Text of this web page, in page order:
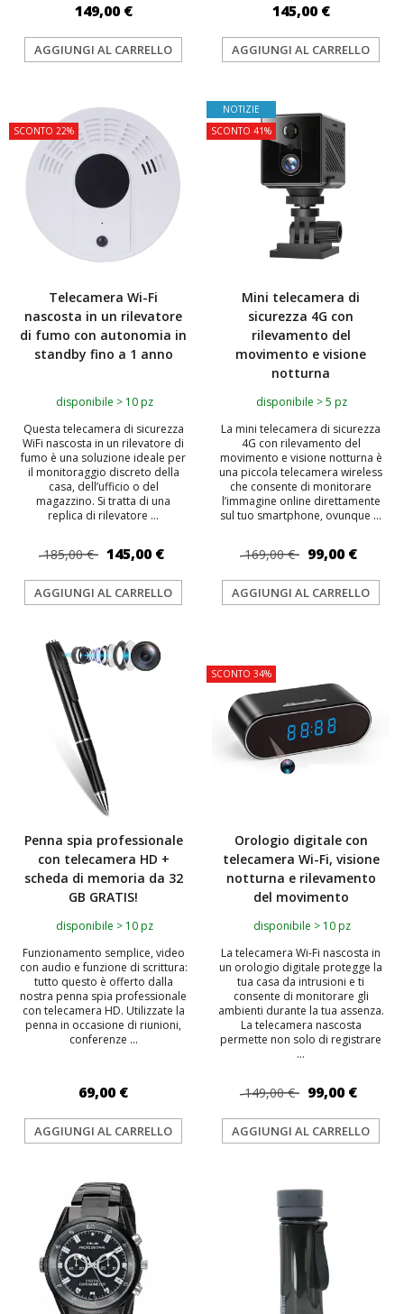
149,00 €
AGGIUNGI AL CARRELLO
145,00 €
AGGIUNGI AL CARRELLO
SCONTO 22%
Telecamera Wi-Fi
nascosta in un rilevatore
di fumo con autonomia in
standby fino a 1 anno
disponibile > 10 pz
Questa telecamera di sicurezza
WiFi nascosta in un rilevatore di
fumo è una soluzione ideale per
il monitoraggio discreto della
casa, dell’ufficio o del
magazzino. Si tratta di una
replica di rilevatore ...
185,00 € 145,00 €
AGGIUNGI AL CARRELLO
NOTIZIE
SCONTO 41%
Mini telecamera di
sicurezza 4G con
rilevamento del
movimento e visione
notturna
disponibile > 5 pz
La mini telecamera di sicurezza
4G con rilevamento del
movimento e visione notturna è
una piccola telecamera wireless
che consente di monitorare
l’immagine online direttamente
sul tuo smartphone, ovunque ...
169,00 € 99,00 €
AGGIUNGI AL CARRELLO
Penna spia professionale
con telecamera HD +
scheda di memoria da 32
GB GRATIS!
disponibile > 10 pz
Funzionamento semplice, video
con audio e funzione di scrittura:
tutto questo è offerto dalla
nostra penna spia professionale
con telecamera HD. Utilizzate la
penna in occasione di riunioni,
conferenze ...
69,00 €
AGGIUNGI AL CARRELLO
SCONTO 34%
Orologio digitale con
telecamera Wi-Fi, visione
notturna e rilevamento
del movimento
disponibile > 10 pz
La telecamera Wi-Fi nascosta in
un orologio digitale protegge la
tua casa da intrusioni e ti
consente di monitorare gli
ambienti durante la tua assenza.
La telecamera nascosta
permette non solo di registrare
...
149,00 € 99,00 €
AGGIUNGI AL CARRELLO